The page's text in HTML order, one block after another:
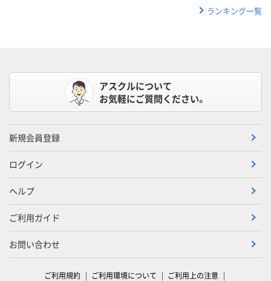
ランキング一覧
アスクルについて
お気軽にご質問ください。
新規会員登録
ログイン
ヘルプ
ご利用ガイド
お問い合わせ
ご利用規約 ご利用環境について ご利用上の注意